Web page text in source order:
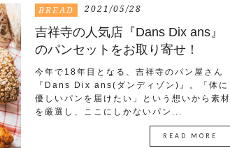
BREAD 2021/05/28
吉祥寺の人気店『Dans Dix ans』
のパンセットをお取り寄せ！
今年で18年目となる、吉祥寺のパン屋さん
『Dans Dix ans(ダンディゾン)』。「体に
優しいパンを届けたい」という想いから素材
を厳選し、ここにしかないパン...
READ MORE